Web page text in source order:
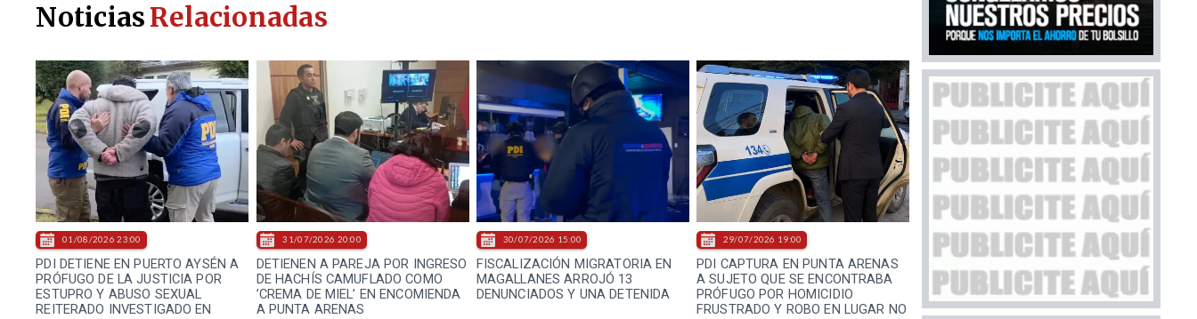
PDI DETIENE EN PUERTO AYSÉN A
PRÓFUGO DE LA JUSTICIA POR
ESTUPRO Y ABUSO SEXUAL
REITERADO INVESTIGADO EN
01/08/2026 23:00
DETIENEN A PAREJA POR INGRESO
DE HACHÍS CAMUFLADO COMO
’CREMA DE MIEL’ EN ENCOMIENDA
A PUNTA ARENAS
31/07/2026 20:00
FISCALIZACIÓN MIGRATORIA EN
MAGALLANES ARROJÓ 13
DENUNCIADOS Y UNA DETENIDA
30/07/2026 15:00
PDI CAPTURA EN PUNTA ARENAS
A SUJETO QUE SE ENCONTRABA
PRÓFUGO POR HOMICIDIO
FRUSTRADO Y ROBO EN LUGAR NO
29/07/2026 19:00
NoticiasRelacionadas